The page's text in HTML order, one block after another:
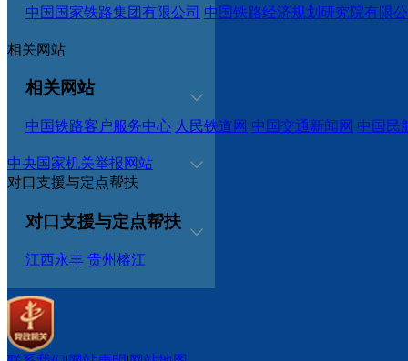
中国国家铁路集团有限公司 中国铁路经济规划研究院有限
相关网站
相关网站
中国铁路客户服务中心 人民铁道网 中国交通新闻网 中国民
中央国家机关举报网站
对口支援与定点帮扶
对口支援与定点帮扶
江西永丰 贵州榕江